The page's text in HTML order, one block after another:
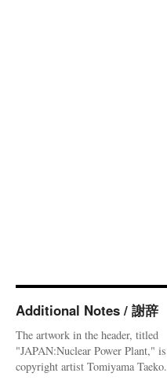
Additional Notes / 謝辞
The artwork in the header, titled
"JAPAN:Nuclear Power Plant," is
copyright artist Tomiyama Taeko.